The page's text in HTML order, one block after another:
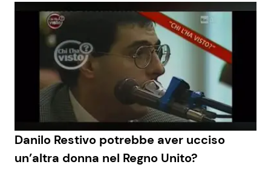
Danilo Restivo potrebbe aver ucciso
un’altra donna nel Regno Unito?